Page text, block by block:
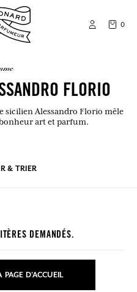
0
FLORIO
sicilien Alessandro Florio mêle
art et parfum.
& TRIER
DEMANDÉS.
D'ACCUEIL